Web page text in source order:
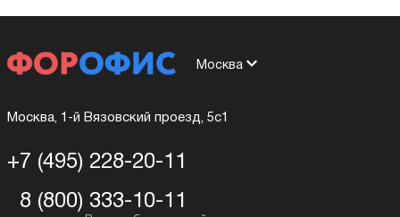
Москва
Москва, 1-й Вязовский проезд, 5с1
+7 (495) 228-20-11
8 (800) 333-10-11